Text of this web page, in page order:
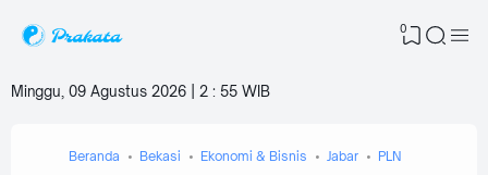
0
Minggu, 09 Agustus 2026 | 2 : 55 WIB
Beranda Bekasi Ekonomi & Bisnis Jabar PLN